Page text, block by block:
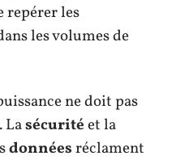
repérer les
les volumes de
ne doit pas
Lasécuritéet la
donnéesréclament